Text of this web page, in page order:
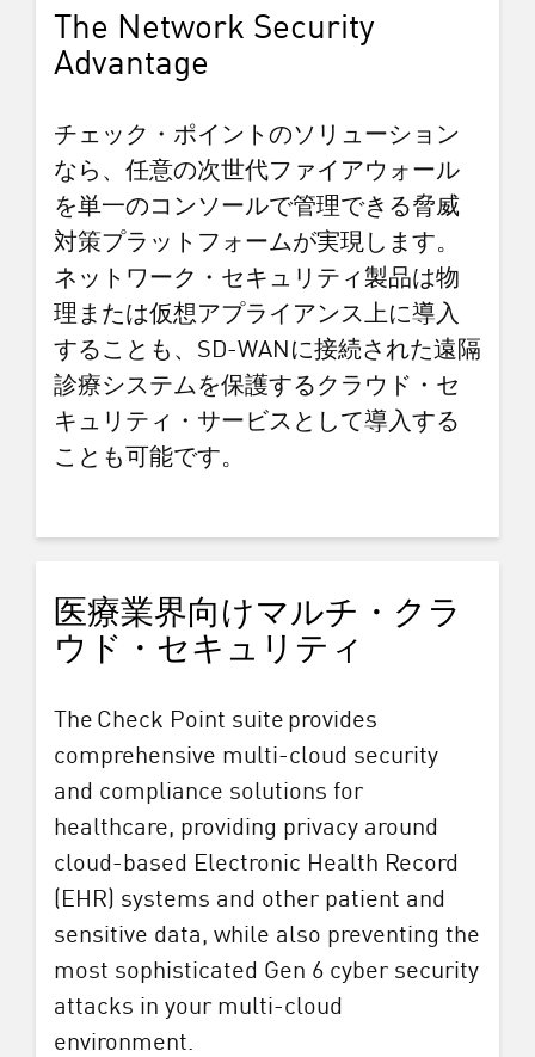
The Network Security
Advantage
チェック・ポイントのソリューション
なら、任意の次世代ファイアウォール
を単一のコンソールで管理できる脅威
対策プラットフォームが実現します。
ネットワーク・セキュリティ製品は物
理または仮想アプライアンス上に導入
することも、SD-WANに接続された遠隔
診療システムを保護するクラウド・セ
キュリティ・サービスとして導入する
ことも可能です。
医療業界向けマルチ・クラ
ウド・セキュリティ
The Check Point suite provides
comprehensive multi-cloud security
and compliance solutions for
healthcare, providing privacy around
cloud-based Electronic Health Record
(EHR) systems and other patient and
sensitive data, while also preventing the
most sophisticated Gen 6 cyber security
attacks in your multi-cloud
environment.